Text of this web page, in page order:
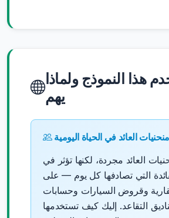
هذا النموذج ولماذا
يهم
منحنيات العائد في الحياة اليومية
العائد مجردة، لكنها تؤثر في
التي تصادفها كل يوم — على
وقروض السيارات وحسابات
التقاعد. إليك كيف تستخدمها